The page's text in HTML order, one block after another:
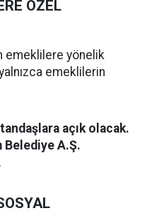
ÖZEL
emeklilere yönelik
emeklilerin
açık olacak.
Belediye A.Ş.